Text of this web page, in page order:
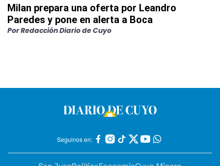
Milan prepara una oferta por Leandro
Paredes y pone en alerta a Boca
PorRedacción Diario de Cuyo
Seguinos en: